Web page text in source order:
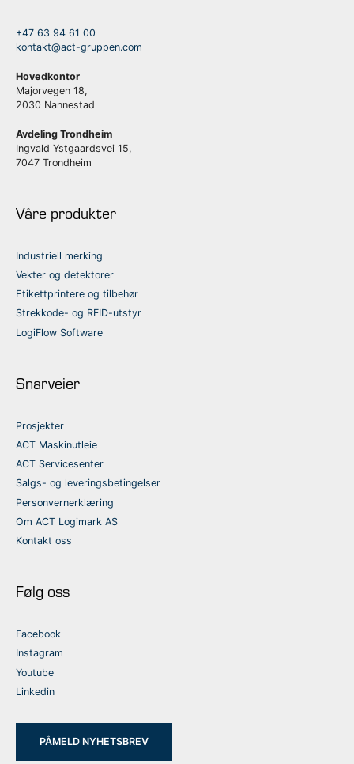
+47 63 94 61 00
kontakt@act-gruppen.com
Hovedkontor
Majorvegen 18,
2030 Nannestad
Avdeling Trondheim
Ingvald Ystgaardsvei 15,
7047 Trondheim
Våre produkter
Industriell merking
Vekter og detektorer
Etikettprintere og tilbehør
Strekkode- og RFID-utstyr
LogiFlow Software
Snarveier
Prosjekter
ACT Maskinutleie
ACT Servicesenter
Salgs- og leveringsbetingelser
Personvernerklæring
Om ACT Logimark AS
Kontakt oss
Følg oss
Facebook
Instagram
Youtube
Linkedin
PÅMELD NYHETSBREV